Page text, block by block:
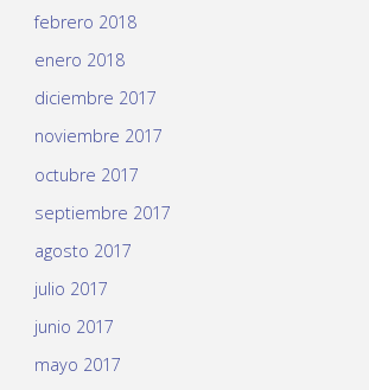
febrero 2018
enero 2018
diciembre 2017
noviembre 2017
octubre 2017
septiembre 2017
agosto 2017
julio 2017
junio 2017
mayo 2017